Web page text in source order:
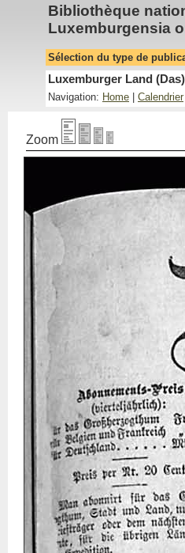
Bibliothèque
Luxemburgensia
Sélection du type de
Luxemburger Land
Navigation: Home Calendrier
Zoom